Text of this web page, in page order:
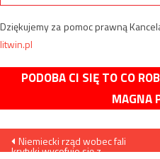
Dziękujemy za pomoc prawną
litwin.pl
PODOBA CI SIĘ TO CO
MAGNA
Nawigacja
Niemiecki rząd wobec fali
krytyki wycofuje się z